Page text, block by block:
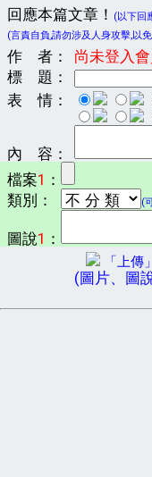
回應本篇文章！
(以下回
(言責自負,請勿涉及人身攻擊,以
作 者：
尚未登入
標 題：
表 情：
內 容：
檔案1 ：
類別：
(
圖說1 ：
「上傳
(圖片、圖